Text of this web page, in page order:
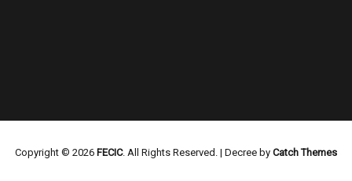
Copyright © 2026 FECIC. All Rights Reserved. | Decree by Catch Themes